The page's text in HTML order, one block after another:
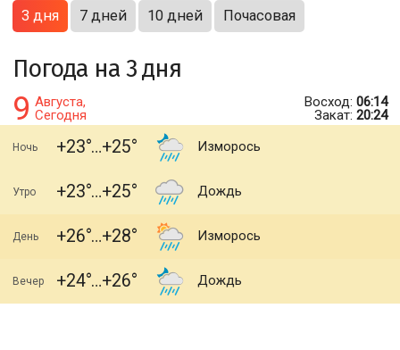
3 дня 7 дней 10 дней Почасовая
Погода на 3 дня
9 Августа,
Сегодня
Восход: 06:14
Закат: 20:24
Ночь +23 +25 Изморось
Утро +23 +25 Дождь
День +26 +28 Изморось
Вечер +24 +26 Дождь